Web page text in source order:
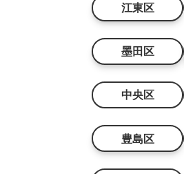
江東区
墨田区
中央区
豊島区